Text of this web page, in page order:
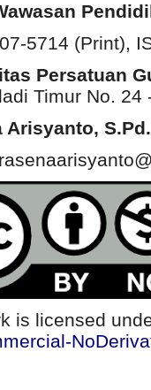
5714 (Print),
Persatuan
Timur No. 24
Arisyanto,
is licensed